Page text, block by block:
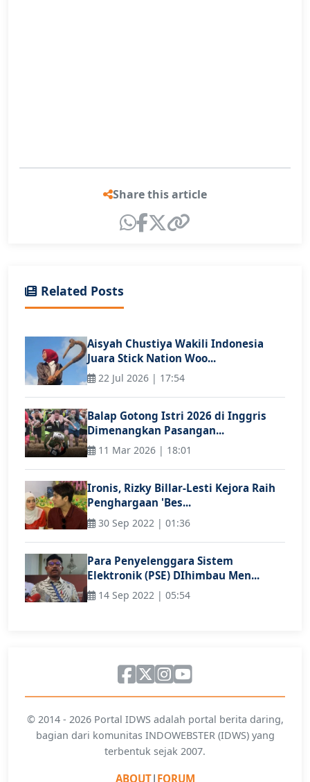
Share this article
Related Posts
Aisyah Chustiya Wakili Indonesia
Juara Stick Nation Woo...
22 Jul 2026 | 17:54
Balap Gotong Istri 2026 di Inggris
Dimenangkan Pasangan...
11 Mar 2026 | 18:01
Ironis, Rizky Billar-Lesti Kejora Raih
Penghargaan 'Bes...
30 Sep 2022 | 01:36
Para Penyelenggara Sistem
Elektronik (PSE) DIhimbau Men...
14 Sep 2022 | 05:54
© 2014 - 2026 Portal IDWS adalah portal berita daring,
bagian dari komunitas INDOWEBSTER (IDWS) yang
terbentuk sejak 2007.
ABOUT| FORUM